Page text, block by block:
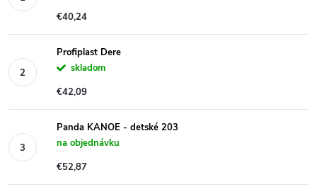
€40,24
Profiplast Dere
skladom
€42,09
Panda KANOE - detské 203
na objednávku
€52,87